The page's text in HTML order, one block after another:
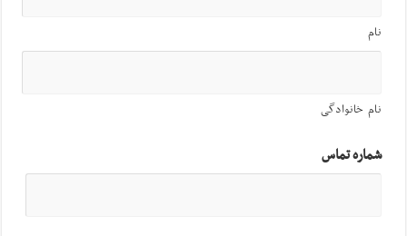
نام
نام خانوادگی
شماره تماس